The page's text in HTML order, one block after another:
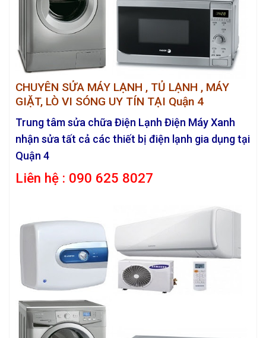
CHUYÊN SỬA MÁY LẠNH , TỦ LẠNH , MÁY
GIẶT, LÒ VI SÓNG UY TÍN TẠI Quận 4
Trung tâm sửa chữa Điện Lạnh Điện Máy Xanh
nhận sửa tất cả các thiết bị điện lạnh gia dụng tại
Quận 4
Liên hệ : 090 625 8027